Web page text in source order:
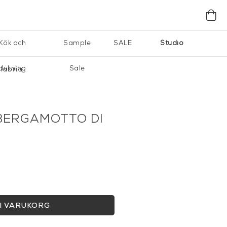
Studio
och Sample
Sale
SALE
DI
VARUKORG